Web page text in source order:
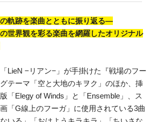
軌跡を楽曲とともに振り返る―
の世界観を彩る楽曲を網羅したオリジナル
LieN −リアン−」が手掛けた『戦場のフー
テーマ「空と大地のキヲク」のほか、挿
「Elegy of Winds」と「Ensemble」、ス
「G線上のフーガ」に使用されている3曲